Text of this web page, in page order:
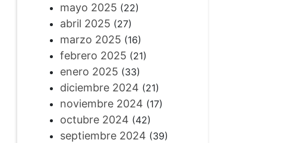
mayo 2025 (22)
abril 2025 (27)
marzo 2025 (16)
febrero 2025 (21)
enero 2025 (33)
diciembre 2024 (21)
noviembre 2024 (17)
octubre 2024 (42)
septiembre 2024 (39)